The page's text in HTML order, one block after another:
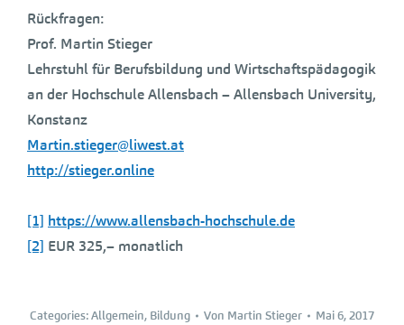
Rückfragen:
Prof. Martin Stieger
Lehrstuhl für Berufsbildung und Wirtschaftspädagogik
an der Hochschule Allensbach – Allensbach University,
Konstanz
Martin.stieger@liwest.at
http://stieger.online
[1] https://www.allensbach-hochschule.de
[2] EUR 325,– monatlich
Categories:Allgemein, Bildung Von Martin Stieger Mai 6, 2017